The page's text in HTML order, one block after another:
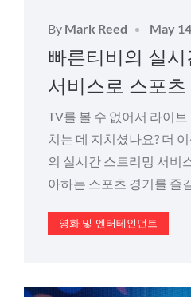
By Mark Reed
Posted
on
May
빠른티비의 실
서비스로 스포츠
TV를 볼 수 없어서 라이
치는 데 지치셨나요? 더
의 실시간 스트리밍 서비
아하는 스포츠 경기를 즐
영화 및 엔터테인먼트